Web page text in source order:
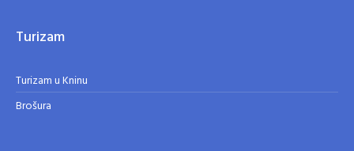
Turizam
Turizam u Kninu
Brošura